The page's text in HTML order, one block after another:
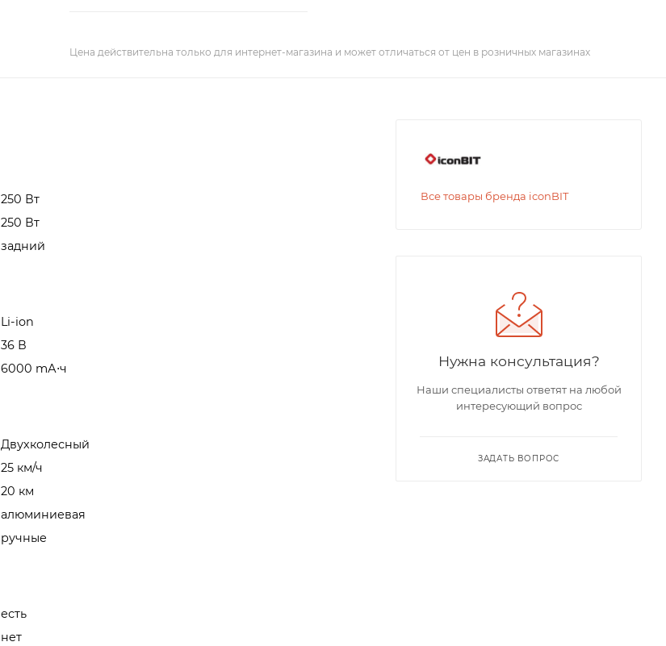
Цена действительна только для интернет-магазина и может отличаться от цен в розничных магазинах
250 Вт
250 Вт
задний
Li-ion
36 В
6000 mА⋅ч
Двухколесный
25 км/ч
20 км
алюминиевая
ручные
есть
нет
Все товары бренда iconBIT
Нужна консультация?
Наши специалисты ответят на любой
интересующий вопрос
ЗАДАТЬ ВОПРОС